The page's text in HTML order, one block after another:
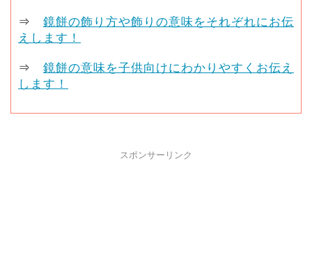
⇒ 鏡餅の飾り方や飾りの意味をそれぞれにお伝
えします！
⇒ 鏡餅の意味を子供向けにわかりやすくお伝え
します！
スポンサーリンク